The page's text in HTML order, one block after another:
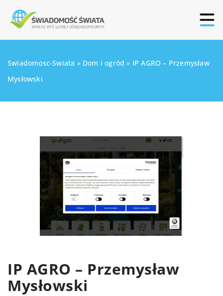
Swiadomosc-Swiata » Dom i ogród » IP AGRO – Przemysław
Mysłowski
IP AGRO – Przemysław
Mysłowski